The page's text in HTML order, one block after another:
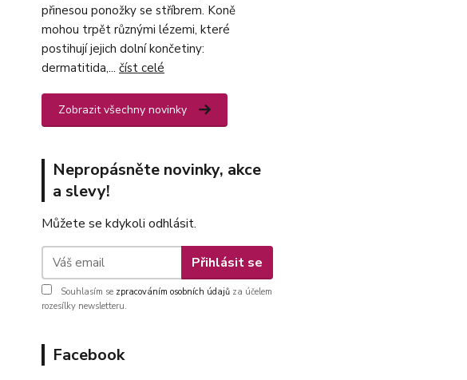
přinesou ponožky se stříbrem. Koně
mohou trpět různými lézemi, které
postihují jejich dolní končetiny:
dermatitida,... číst celé
Zobrazit všechny novinky
Nepropásněte novinky, akce
a slevy!
Můžete se kdykoli odhlásit.
Přihlásit se
Souhlasím se zpracováním osobních údajů za účelem
rozesílky newsletteru.
Facebook